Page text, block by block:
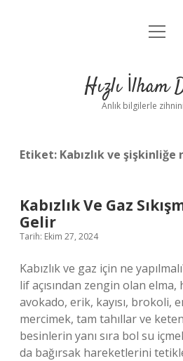
Anasayfa
Yasal Uyarı
menüyü
Hızlı İlham
Anlık bilgilerle
Etiket: Kabızlık ve
Kabızlık Ve Gaz
Gelir
Tarih: Ekim 27, 2024
Kabızlık ve gaz için ne
lif açısından zengin olan
avokado, erik, kayısı, brokoli,
mercimek, tam tahıllar ve
besinlerin yanı sıra bol su
da bağırsak hareketlerini